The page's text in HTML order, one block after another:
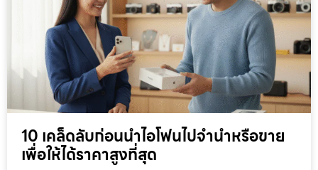
10 เคล็ดลับก่อนนำไอโฟนไปจำนำหรือขาย
เพื่อให้ได้ราคาสูงที่สุด